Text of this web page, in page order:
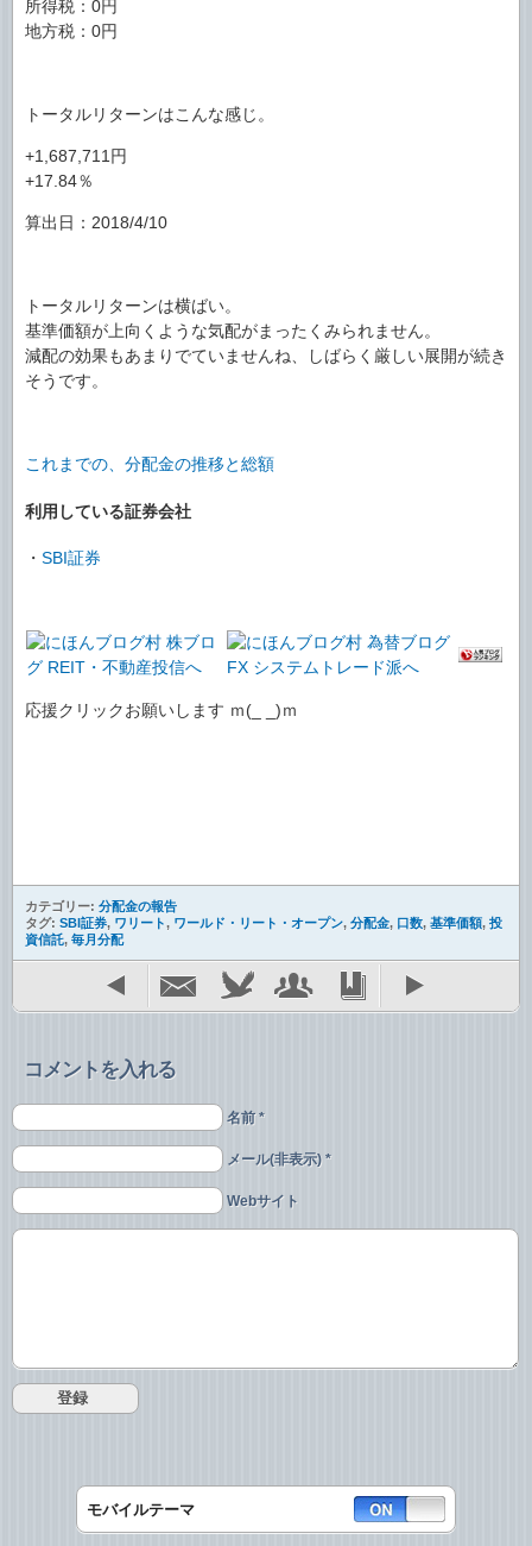
所得税：0円
地方税：0円
トータルリターンはこんな感じ。
+1,687,711円
+17.84％
算出日：2018/4/10
トータルリターンは横ばい。
基準価額が上向くような気配がまったくみられません。
減配の効果もあまりでていませんね、しばらく厳しい展開が続き
そうです。
これまでの、分配金の推移と総額
利用している証券会社
・ SBI証券
応援クリックお願いします ｍ(_ _)ｍ
カテゴリー: 分配金の報告
タグ: SBI証券, ワリート, ワールド・リート・オープン, 分配金, 口数, 基準価額, 投
資信託, 毎月分配
コメントを入れる
名前 *
メール(非表示) *
Webサイト
モバイルテーマ